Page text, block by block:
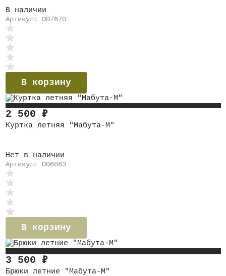
В наличии
Артикул: OD7670
В корзину
2 500 ₽
Куртка летняя "Мабута-М"
Нет в наличии
Артикул: OD6863
В корзину
3 500 ₽
Брюки летние "Мабута-М"